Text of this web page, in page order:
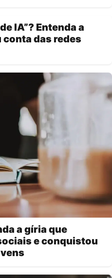
IA”? Entenda a
das redes
a gíria que
e conquistou